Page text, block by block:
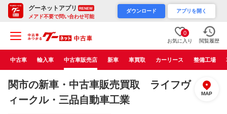
グーネットアプリ RENEW
メアド不要で問い合わせ可能
ダウンロード アプリを開く
0
お気に入り 閲覧履歴
中古車 輸入車 中古車販売店 新車 車買取 カーリース 整備工場
関市の新車・中古車販売買取 ライフヴ
ィークル・三品自動車工業
MAP